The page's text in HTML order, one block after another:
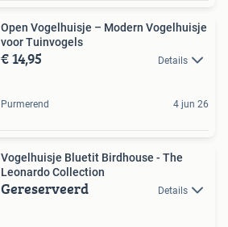
Open Vogelhuisje – Modern Vogelhuisje
voor Tuinvogels
€ 14,95 Details
Purmerend 4 jun 26
Vogelhuisje Bluetit Birdhouse - The
Leonardo Collection
Gereserveerd Details